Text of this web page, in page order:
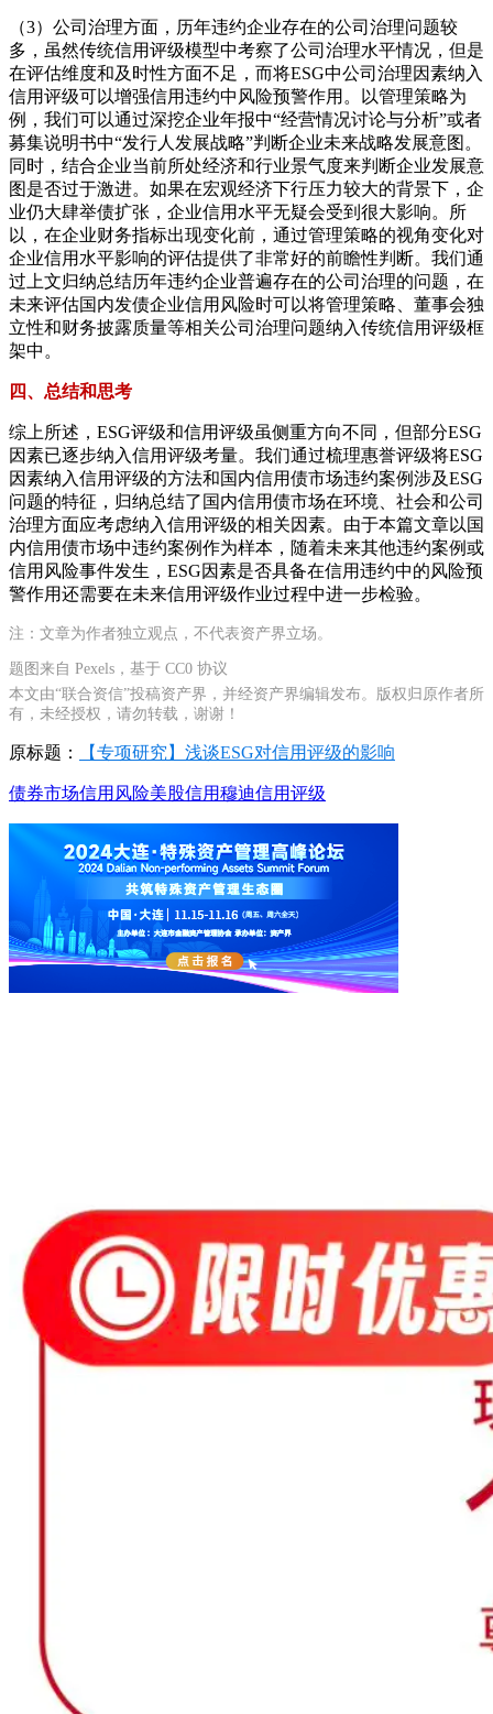
（3）公司治理方面，历年违约企业存在的公司治理问题较
多，虽然传统信用评级模型中考察了公司治理水平情况，但是
在评估维度和及时性方面不足，而将ESG中公司治理因素纳入
信用评级可以增强信用违约中风险预警作用。以管理策略为
例，我们可以通过深挖企业年报中“经营情况讨论与分析”或者
募集说明书中“发行人发展战略”判断企业未来战略发展意图。
同时，结合企业当前所处经济和行业景气度来判断企业发展意
图是否过于激进。如果在宏观经济下行压力较大的背景下，企
业仍大肆举债扩张，企业信用水平无疑会受到很大影响。所
以，在企业财务指标出现变化前，通过管理策略的视角变化对
企业信用水平影响的评估提供了非常好的前瞻性判断。我们通
过上文归纳总结历年违约企业普遍存在的公司治理的问题，在
未来评估国内发债企业信用风险时可以将管理策略、董事会独
立性和财务披露质量等相关公司治理问题纳入传统信用评级框
架中。
四、总结和思考
综上所述，ESG评级和信用评级虽侧重方向不同，但部分ESG
因素已逐步纳入信用评级考量。我们通过梳理惠誉评级将ESG
因素纳入信用评级的方法和国内信用债市场违约案例涉及ESG
问题的特征，归纳总结了国内信用债市场在环境、社会和公司
治理方面应考虑纳入信用评级的相关因素。由于本篇文章以国
内信用债市场中违约案例作为样本，随着未来其他违约案例或
信用风险事件发生，ESG因素是否具备在信用违约中的风险预
警作用还需要在未来信用评级作业过程中进一步检验。
注：文章为作者独立观点，不代表资产界立场。
题图来自 Pexels，基于 CC0 协议
本文由“联合资信”投稿资产界，并经资产界编辑发布。版权归原作者所
有，未经授权，请勿转载，谢谢！
原标题： 【专项研究】浅谈ESG对信用评级的影响
债券市场信用风险美股信用穆迪信用评级